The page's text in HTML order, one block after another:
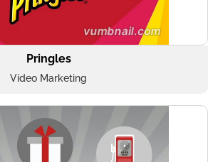
Pringles
Vídeo Marketing